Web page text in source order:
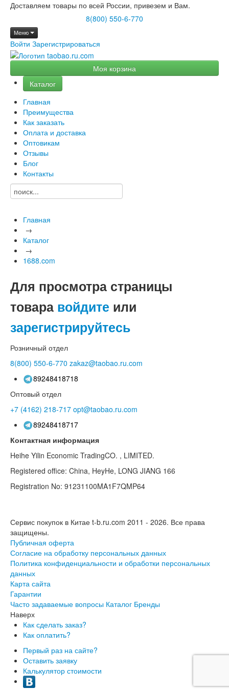
Доставляем товары по всей России, привезем и Вам.
8(800) 550-6-770
Меню
Войти Зарегистрироваться
Моя корзина
Каталог
Главная
Преимущества
Как заказать
Оплата и доставка
Оптовикам
Отзывы
Блог
Контакты
Главная
→
Каталог
→
1688.com
Для просмотра страницы
товара войдите или
зарегистрируйтесь
Розничный отдел
8(800) 550-6-770 zakaz@taobao.ru.com
89248418718
Оптовый отдел
+7 (4162) 218-717 opt@taobao.ru.com
89248418717
Контактная информация
Heihe Yilin Economic TradingCO. , LIMITED.
Registered office: China, HeyHe, LONG JIANG 166
Registration No: 91231100MA1F7QMP64
Сервис покупок в Китае t-b.ru.com 2011 - 2026. Все права
защищены.
Публичная оферта
Согласие на обработку персональных данных
Политика конфиденциальности и обработки персональных
данных
Карта сайта
Гарантии
Часто задаваемые вопросы Каталог Бренды
Наверх
Как сделать заказ?
Как оплатить?
Первый раз на сайте?
Оставить заявку
Калькулятор стоимости